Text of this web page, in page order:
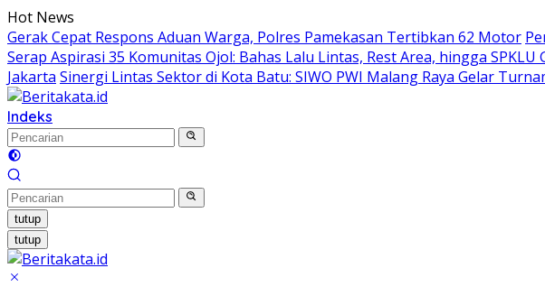
Langsung
ke
konten
Hot News
Gerak Cepat Respons Aduan Warga, Polres Pamekasan Tertibkan 62 Motor
Serap Aspirasi 35 Komunitas Ojol: Bahas Lalu Lintas, Rest Area, hingga SPKLU
Jakarta Sinergi Lintas Sektor di Kota Batu: SIWO PWI Malang Raya Gelar
Indeks
tutup
tutup